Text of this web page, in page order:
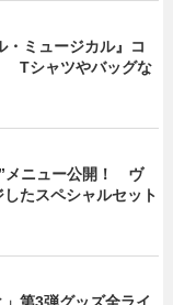
・ミュージカル』コ
Tシャツやバッグな
メニュー公開！ ヴ
たスペシャルセット
」第3弾グッズ全ライ